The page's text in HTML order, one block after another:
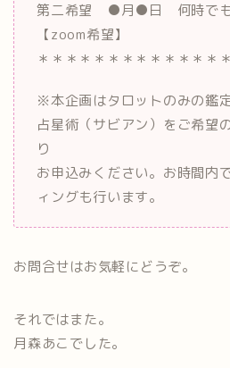
第二希望 ●月●日 何時で
【zoom希望】
＊＊＊＊＊＊＊＊＊＊＊＊＊
※本企画はタロットのみの鑑
占星術（サビアン）をご希望
り
お申込みください。お時間内
ィングも行います。
お問合せはお気軽にどうぞ。
それではまた。
月森あこでした。